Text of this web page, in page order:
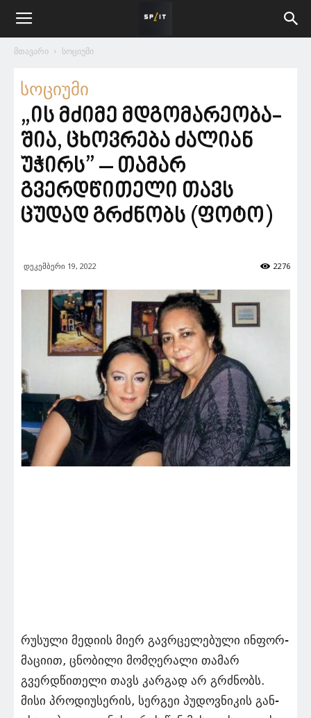
მთავარი სოციუმი
სოციუმი
„ის მძი­მე მდგო­მა­რე­ო­ბა­
შია, ცხოვ­რე­ბა ძა­ლი­ან
უჭირს” – თამარ
გვერდწითელი თავს
ცუდად გრძნობს (ფოტო)
დეკემბერი 19, 2022 2276
რუ­სუ­ლი მე­დი­ის მიერ გავ­რცე­ლე­ბუ­ლი ინ­ფორ­
მა­ცი­ით, ცნო­ბი­ლი მომ­ღე­რა­ლი თა­მარ
გვერდწი­თე­ლი თავს კარ­გად არ გრძნობს.
მისი პრო­დი­უ­სე­რის, სერ­გეი პუ­დოვ­ნი­კის გან­